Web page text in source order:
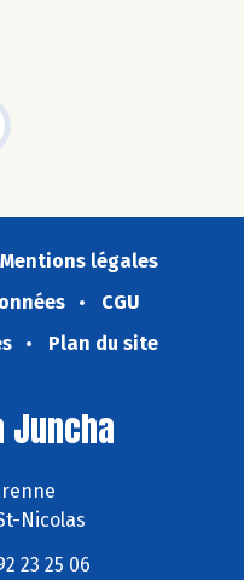
Mentions légales
CGU
Plan du site
Juncha
Nicolas
23 25 06